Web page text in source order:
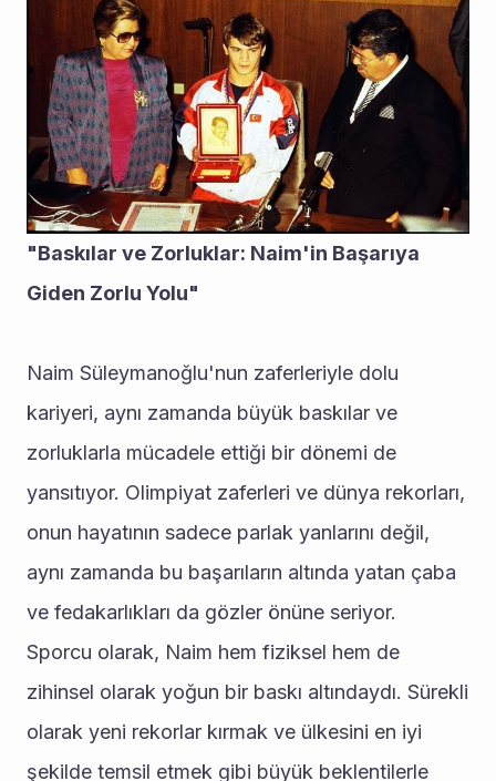
"Baskılar ve Zorluklar: Naim'in Başarıya
Giden Zorlu Yolu"
Naim Süleymanoğlu'nun zaferleriyle dolu
kariyeri, aynı zamanda büyük baskılar ve
zorluklarla mücadele ettiği bir dönemi de
yansıtıyor. Olimpiyat zaferleri ve dünya rekorları,
onun hayatının sadece parlak yanlarını değil,
aynı zamanda bu başarıların altında yatan çaba
ve fedakarlıkları da gözler önüne seriyor.
Sporcu olarak, Naim hem fiziksel hem de
zihinsel olarak yoğun bir baskı altındaydı. Sürekli
olarak yeni rekorlar kırmak ve ülkesini en iyi
şekilde temsil etmek gibi büyük beklentilerle